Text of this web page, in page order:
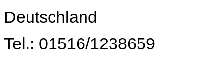
Deutschland
Tel.: 01516/1238659